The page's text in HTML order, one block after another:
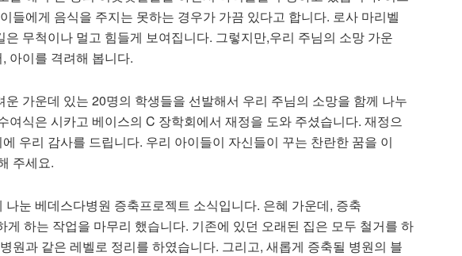
들에게 음식을 주지는 못하는 경우가 가끔 있다고 합니다. 로사 마리벨
은 무척이나 멀고 힘들게 보여집니다. 그렇지만,우리 주님의 소망 가운
, 아이를 격려해 봅니다.
운 가운데 있는 20명의 학생들을 선발해서 우리 주님의 소망을 함께 나누
여식은 시카고 베이스의 C 장학회에서 재정을 도와 주셨습니다. 재정으
우리 감사를 드립니다. 우리 아이들이 자신들이 꾸는 찬란한 꿈을 이
주세요.
나눈 베데스다병원 증축프로젝트 소식입니다. 은혜 가운데, 증축
게 하는 작업을 마무리 했습니다. 기존에 있던 오래된 집은 모두 철거를 하
원과 같은 레벨로 정리를 하였습니다. 그리고, 새롭게 증축될 병원의 블